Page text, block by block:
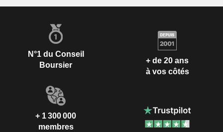
N°1 du Conseil
Boursier
+ de 20 ans
à vos côtés
+ 1 300 000
membres